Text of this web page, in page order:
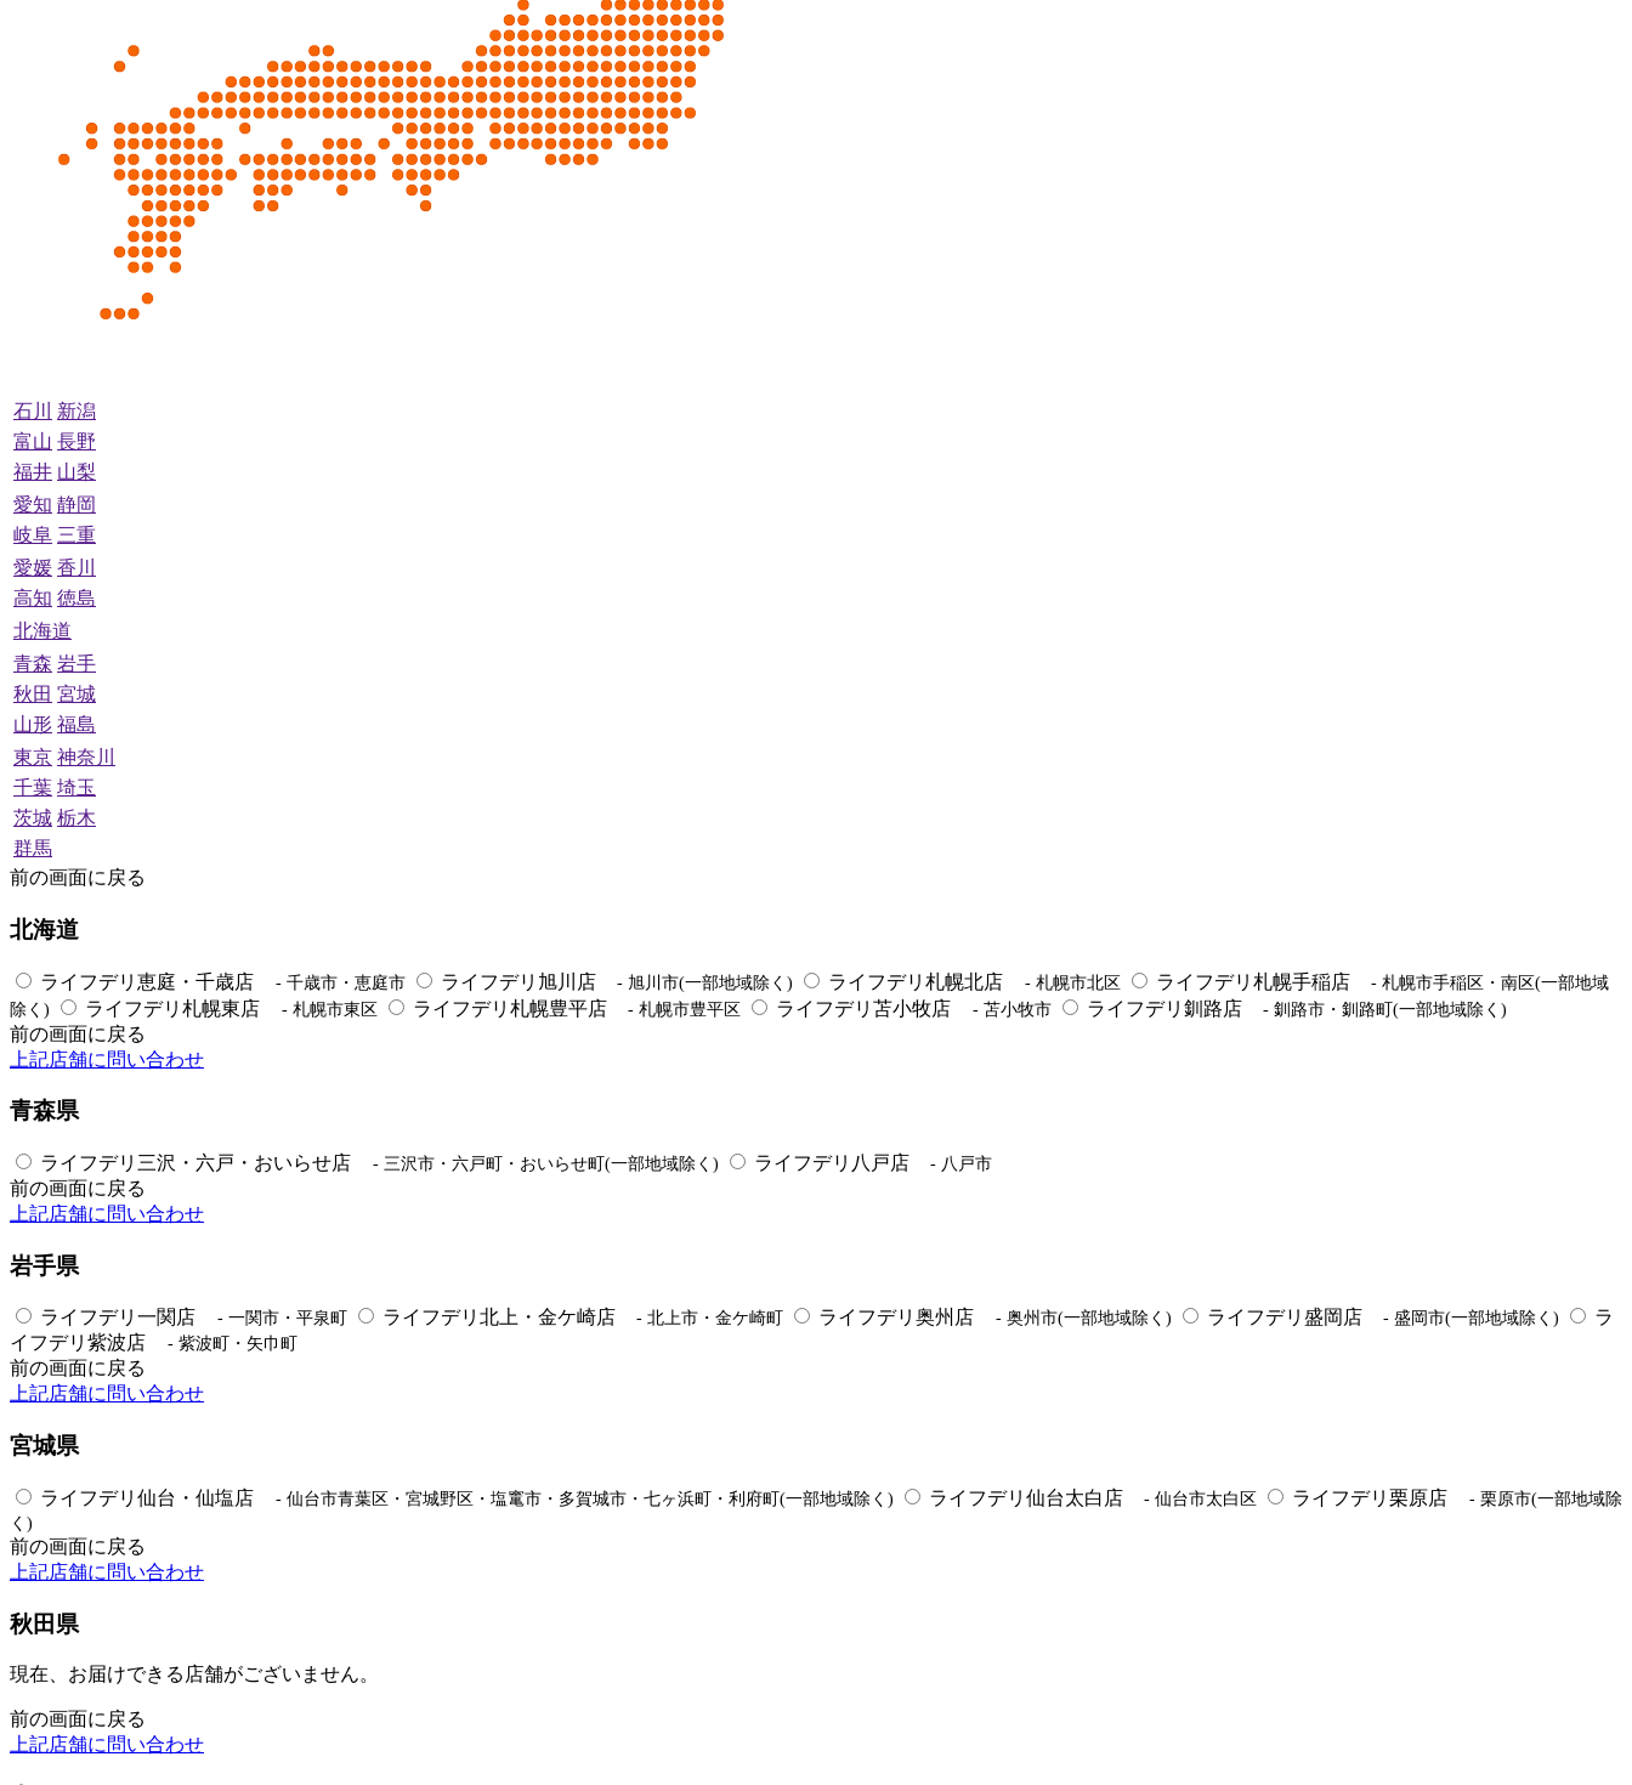
石川
新潟
富山 長野
福井 山梨
愛知 静岡
岐阜 三重
愛媛 香川
高知 徳島
北海道
青森 岩手
秋田 宮城
山形 福島
東京 神奈川
千葉 埼玉
茨城 栃木
群馬
前の画面に戻る
北海道
ライフデリ恵庭・千歳店 - 千歳市・恵庭市 ライフデリ旭川店 - 旭川市(一部地域除く) ライフデリ札幌北店 - 札幌市北区 ライフデリ札幌手稲店
- 札幌市手稲区・南区(一部地域
除く)
ライフデリ札幌東店 - 札幌市東区 ライフデリ札幌豊平店 - 札幌市豊平区 ライフデリ苫小牧店 - 苫小牧市 ライフデリ釧路店 - 釧路市・釧路町(一部地域除く)
前の画面に戻る
上記店舗に問い合わせ
青森県
ライフデリ三沢・六戸・おいらせ店 - 三沢市・六戸町・おいらせ町(一部地域除く) ライフデリ八戸店 - 八戸市
前の画面に戻る
上記店舗に問い合わせ
岩手県
ライフデリ一関店 - 一関市・平泉町 ライフデリ北上・金ケ崎店 - 北上市・金ケ崎町 ライフデリ奥州店 - 奥州市(一部地域除く) ライフデリ盛岡店 - 盛岡市(一部地域除く)
ラ
イフデリ紫波店
- 紫波町・矢巾町
前の画面に戻る
上記店舗に問い合わせ
宮城県
ライフデリ仙台・仙塩店 - 仙台市青葉区・宮城野区・塩竃市・多賀城市・七ヶ浜町・利府町(一部地域除く) ライフデリ仙台太白店 - 仙台市太白区 ライフデリ栗原店
- 栗原市(一部地域除
く)
前の画面に戻る
上記店舗に問い合わせ
秋田県
現在、お届けできる店舗がございません。
前の画面に戻る
上記店舗に問い合わせ